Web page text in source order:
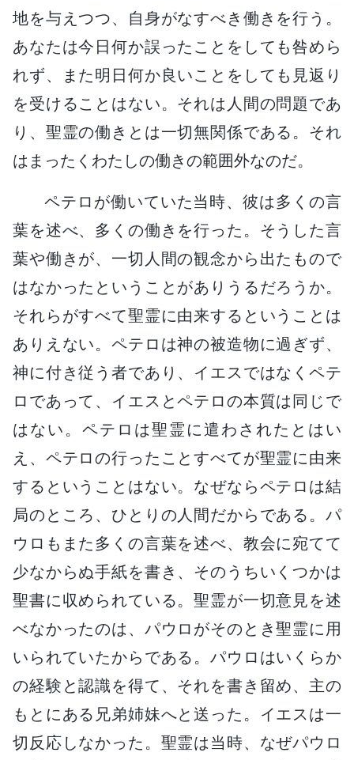
地を与えつつ、自身がなすべき働きを行う。
あなたは今日何か誤ったことをしても咎めら
れず、また明日何か良いことをしても見返り
を受けることはない。それは人間の問題であ
り、聖霊の働きとは一切無関係である。それ
はまったくわたしの働きの範囲外なのだ。
ペテロが働いていた当時、彼は多くの言
葉を述べ、多くの働きを行った。そうした言
葉や働きが、一切人間の観念から出たもので
はなかったということがありうるだろうか。
それらがすべて聖霊に由来するということは
ありえない。ペテロは神の被造物に過ぎず、
神に付き従う者であり、イエスではなくペテ
ロであって、イエスとペテロの本質は同じで
はない。ペテロは聖霊に遣わされたとはい
え、ペテロの行ったことすべてが聖霊に由来
するということはない。なぜならペテロは結
局のところ、ひとりの人間だからである。パ
ウロもまた多くの言葉を述べ、教会に宛てて
少なからぬ手紙を書き、そのうちいくつかは
聖書に収められている。聖霊が一切意見を述
べなかったのは、パウロがそのとき聖霊に用
いられていたからである。パウロはいくらか
の経験と認識を得て、それを書き留め、主の
もとにある兄弟姉妹へと送った。イエスは一
切反応しなかった。聖霊は当時、なぜパウロ